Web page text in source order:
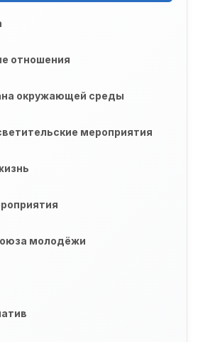
отношения
окружающей среды
мероприятия
молодёжи